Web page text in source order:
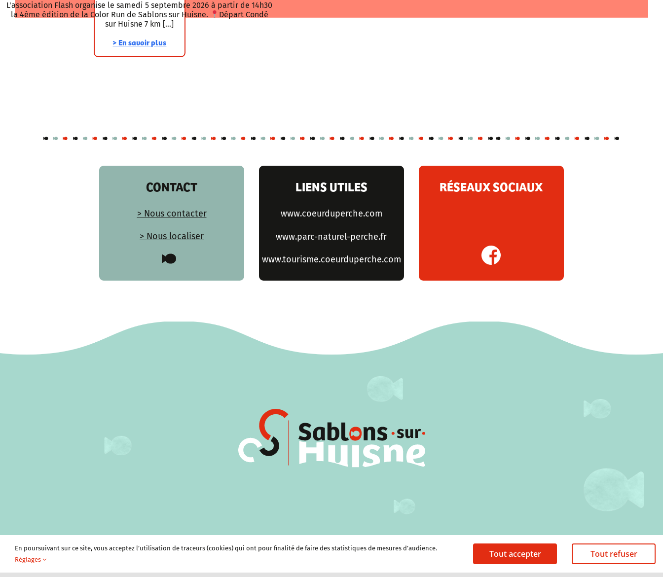
L'association Flash organise le samedi 5 septembre 2026 à partir de 14h30
la 4ème édition de la Color Run de Sablons sur Huisne.
Départ Condé
sur Huisne 7 km [...]
> En savoir plus
CONTACT
> Nous contacter
> Nous localiser
LIENS UTILES
www.coeurduperche.com
www.parc-naturel-perche.fr
www.tourisme.coeurduperche.com
RÉSEAUX SOCIAUX
Mentions légales Politique de cookies
En poursuivant sur ce site, vous acceptez l’utilisation de traceurs (cookies) qui ont pour finalité de faire des statistiques de mesures d’audience.
Réglages
Tout accepter Tout refuser